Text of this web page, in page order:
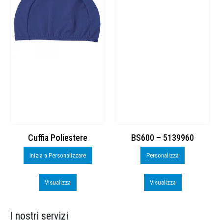
Cuffia Poliestere
Inizia a Personalizzare
Visualizza
BS600 – 5139960
Personalizza
Visualizza
I nostri servizi